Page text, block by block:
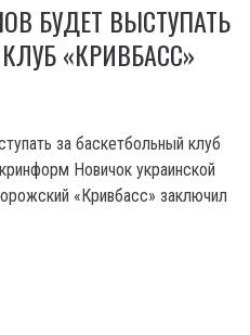
БУДЕТ ВЫСТУПАТЬ
«КРИВБАСС»
за баскетбольный клуб
Новичок украинской
«Кривбасс» заключил